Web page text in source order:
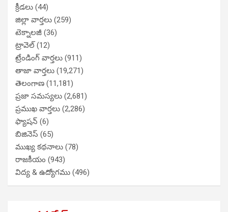
క్రీడలు (44)
జిల్లా వార్తలు (259)
టెక్నాలజీ (36)
ట్రావెల్(12)
ట్రేండింగ్ వార్తలు (911)
తాజా వార్తలు (19,271)
తెలంగాణ (11,181)
ప్రజా సమస్యలు (2,681)
ప్రముఖ వార్తలు (2,286)
ఫ్యాషన్ (6)
బిజినెస్ (65)
ముఖ్య కథనాలు (78)
రాజకీయం (943)
విద్య & ఉద్యోగము (496)